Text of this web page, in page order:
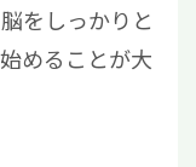
をしっかりと
めることが大